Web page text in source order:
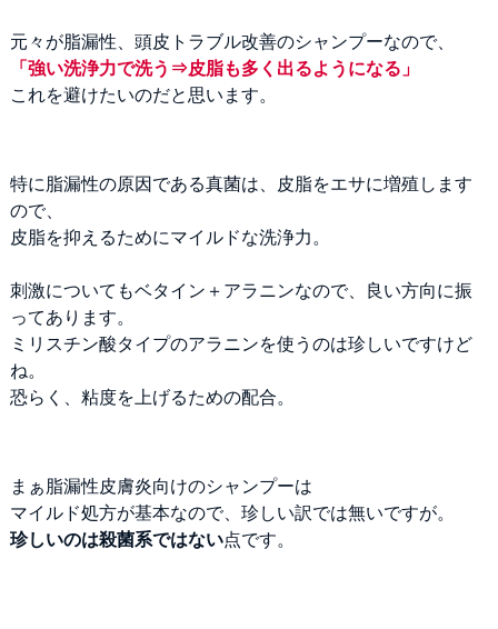
元々が脂漏性、頭皮トラブル改善のシャンプーなので、
「強い洗浄力で洗う⇒皮脂も多く出るようになる」
これを避けたいのだと思います。
特に脂漏性の原因である真菌は、皮脂をエサに増殖します
ので、
皮脂を抑えるためにマイルドな洗浄力。
刺激についてもベタイン＋アラニンなので、良い方向に振
ってあります。
ミリスチン酸タイプのアラニンを使うのは珍しいですけど
ね。
恐らく、粘度を上げるための配合。
まぁ脂漏性皮膚炎向けのシャンプーは
マイルド処方が基本なので、珍しい訳では無いですが。
珍しいのは殺菌系ではない点です。